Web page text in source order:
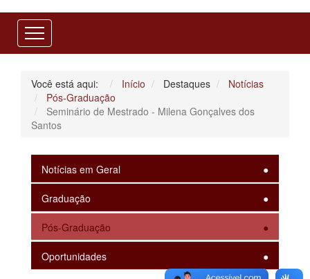
Você está aqui: Início Destaques
Notícias
Pós-Graduação
Seminário de Mestrado - Milena Gonçalves dos
Santos
Notícias em Geral
Graduação
Pós-Graduação
Oportunidades